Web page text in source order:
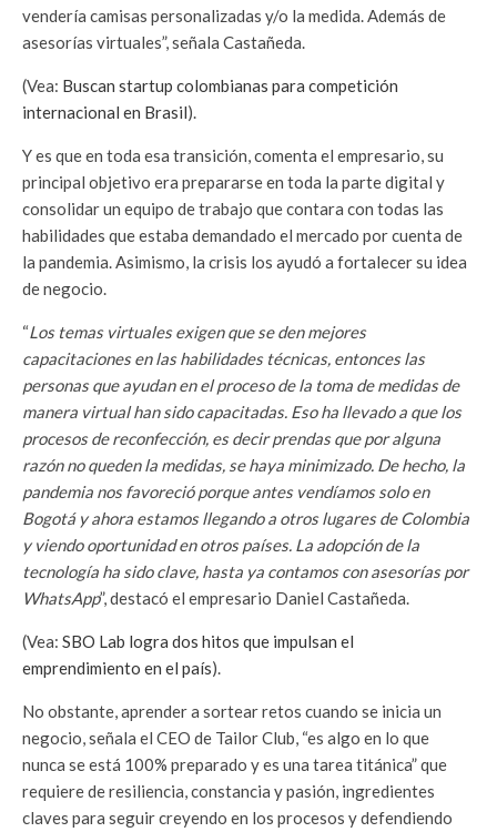
vendería camisas personalizadas y/o la medida. Además de
asesorías virtuales”, señala Castañeda.
(Vea: Buscan startup colombianas para competición
internacional en Brasil).
Y es que en toda esa transición, comenta el empresario, su
principal objetivo era prepararse en toda la parte digital y
consolidar un equipo de trabajo que contara con todas las
habilidades que estaba demandado el mercado por cuenta de
la pandemia. Asimismo, la crisis los ayudó a fortalecer su idea
de negocio.
“Los temas virtuales exigen que se den mejores
capacitaciones en las habilidades técnicas, entonces las
personas que ayudan en el proceso de la toma de medidas de
manera virtual han sido capacitadas. Eso ha llevado a que los
procesos de reconfección, es decir prendas que por alguna
razón no queden la medidas, se haya minimizado. De hecho, la
pandemia nos favoreció porque antes vendíamos solo en
Bogotá y ahora estamos llegando a otros lugares de Colombia
y viendo oportunidad en otros países. La adopción de la
tecnología ha sido clave, hasta ya contamos con asesorías por
WhatsApp”, destacó el empresario Daniel Castañeda.
(Vea: SBO Lab logra dos hitos que impulsan el
emprendimiento en el país).
No obstante, aprender a sortear retos cuando se inicia un
negocio, señala el CEO de Tailor Club, “es algo en lo que
nunca se está 100% preparado y es una tarea titánica” que
requiere de resiliencia, constancia y pasión, ingredientes
claves para seguir creyendo en los procesos y defendiendo